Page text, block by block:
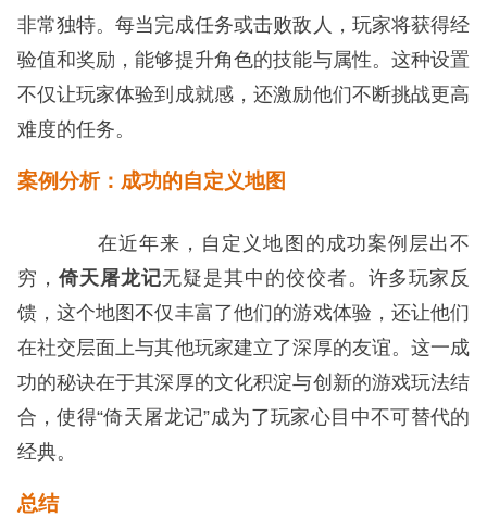
非常独特。每当完成任务或击败敌人，玩家将获得经
验值和奖励，能够提升角色的技能与属性。这种设置
不仅让玩家体验到成就感，还激励他们不断挑战更高
难度的任务。
案例分析：成功的自定义地图
在近年来，自定义地图的成功案例层出不
穷， 倚天屠龙记无疑是其中的佼佼者。许多玩家反
馈，这个地图不仅丰富了他们的游戏体验，还让他们
在社交层面上与其他玩家建立了深厚的友谊。这一成
功的秘诀在于其深厚的文化积淀与创新的游戏玩法结
合，使得“倚天屠龙记”成为了玩家心目中不可替代的
经典。
总结